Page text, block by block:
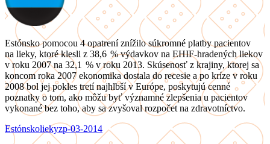
Estónsko pomocou 4 opatrení znížilo súkromné platby pacientov
na lieky, ktoré klesli z 38,6 % výdavkov na EHIF-hradených liekov
v roku 2007 na 32,1 % v roku 2013. Skúsenosť z krajiny, ktorej sa
koncom roka 2007 ekonomika dostala do recesie a po kríze v roku
2008 bol jej pokles tretí najhlbší v Európe, poskytujú cenné
poznatky o tom, ako môžu byť významné zlepšenia u pacientov
vykonané bez toho, aby sa zvyšoval rozpočet na zdravotníctvo.
Estónskoliekyzp-03-2014